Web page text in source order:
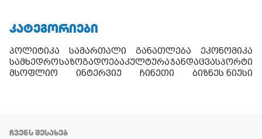
ᲙᲐᲢᲔᲒᲝᲠᲘᲔᲑᲘ
პოლიტიკა სამართალი განათლება
ეკონომიკა
სამხედროსაზოგადოებაკულტურაჯანდაცვასპორტი
მსოფლიო
ინტერვიუ ჩინეთი ბიზნეს ნიუსი
ᲩᲕᲔᲜᲡ ᲨᲔᲡᲐᲮᲔᲑ